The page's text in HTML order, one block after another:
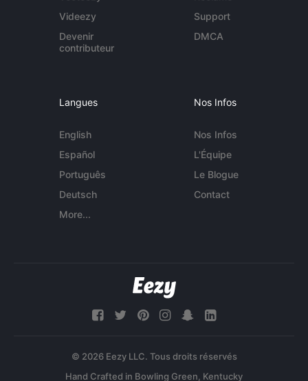
Videezy
Devenir
contributeur
Support
DMCA
Langues
English
Español
Português
Deutsch
More...
Nos Infos
Nos Infos
L'Équipe
Le Blogue
Contact
© 2026 Eezy LLC. Tous droits réservés